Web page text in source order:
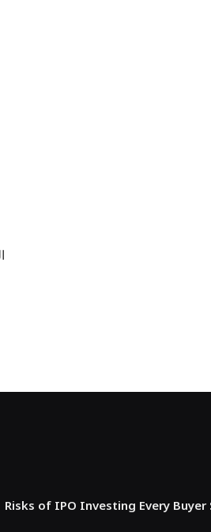
Risks of IPO Investing Every Buyer